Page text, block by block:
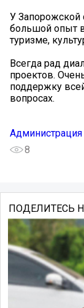
У Запорожской
большой опыт
туризме,
Всегда рад
проектов.
поддержку
вопросах.
8
ПОДЕЛИТЕСЬ